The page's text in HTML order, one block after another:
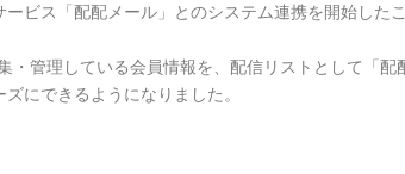
ビス「配配メール」とのシステム連携を開始した
管理している会員情報を、配信リストとして「
にできるようになりました。